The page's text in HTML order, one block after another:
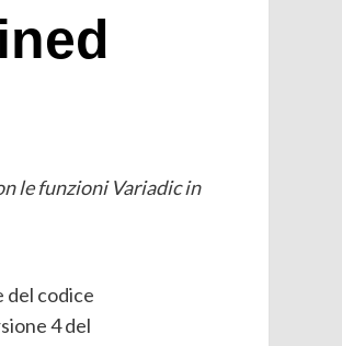
le funzioni Variadic in
del codice
4 del